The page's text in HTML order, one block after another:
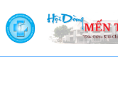
to
content